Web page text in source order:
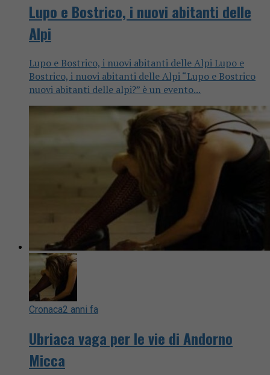
Lupo e Bostrico, i nuovi abitanti delle
Alpi
Lupo e Bostrico, i nuovi abitanti delle Alpi Lupo e
Bostrico, i nuovi abitanti delle Alpi “Lupo e Bostrico
nuovi abitanti delle alpi?” è un evento...
Cronaca2 anni fa
Ubriaca vaga per le vie di Andorno
Micca